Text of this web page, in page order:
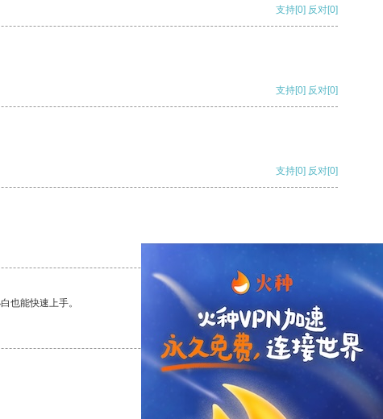
支持[0] 反对[0]
支持[0] 反对[0]
支持[0] 反对[0]
也能快速上手。
支持 [0] 反对 [0]
支持